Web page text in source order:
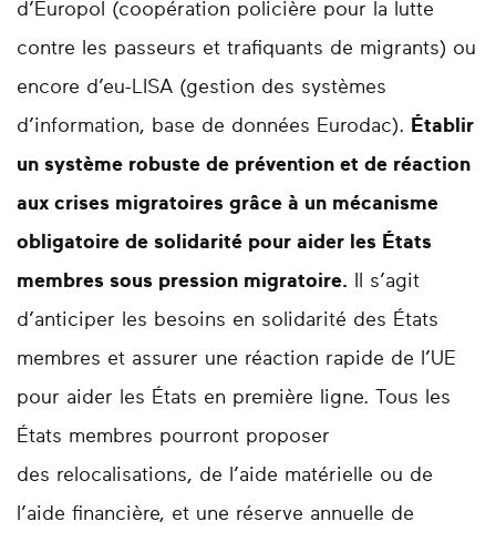
d’Europol (coopération policière pour la lutte
contre les passeurs et trafiquants de migrants) ou
encore d’eu-LISA (gestion des systèmes
d’information, base de données Eurodac).
Établir
un système robuste de prévention et de réaction
aux crises migratoires grâce à un mécanisme
obligatoire de solidarité pour aider les États
membres sous pression migratoire. Il s’agit
d’anticiper les besoins en solidarité des États
membres et assurer une réaction rapide de l’UE
pour aider les États en première ligne. Tous les
États membres pourront proposer
des relocalisations, de l’aide matérielle ou de
l’aide financière, et une réserve annuelle de